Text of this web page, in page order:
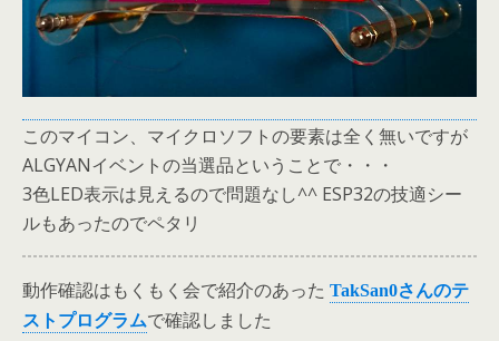
このマイコン、マイクロソフトの要素は全く無いですが
ALGYANイベントの当選品ということで・・・
3色LED表示は見えるので問題なし^^ ESP32の技適シー
ルもあったのでペタリ
動作確認はもくもく会で紹介のあった TakSan0さんのテ
ストプログラムで確認しました